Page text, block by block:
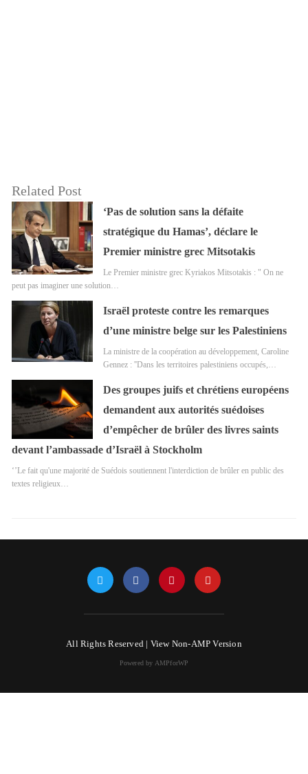
Related Post
‘Pas de solution sans la défaite
stratégique du Hamas’, déclare le
Premier ministre grec Mitsotakis
Le Premier ministre grec Kyriakos Mitsotakis : " On ne
peut pas imaginer une solution…
Israël proteste contre les remarques
d’une ministre belge sur les Palestiniens
La ministre de la coopération au développement, Caroline
Gennez : ''Dans les territoires palestiniens occupés,…
Des groupes juifs et chrétiens européens
demandent aux autorités suédoises
d’empêcher de brûler des livres saints
devant l’ambassade d’Israël à Stockholm
‘’Le fait qu'une majorité de Suédois soutiennent l'interdiction de brûler en public des
textes religieux…
All Rights Reserved | View Non-AMP Version
Powered by AMPforWP